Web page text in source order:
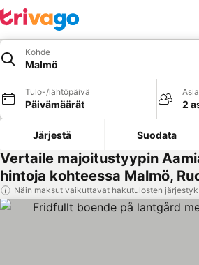
Kohde
Malmö
Tulo-/lähtöpäivä
Päivämäärät 2
Järjestä Suodata
Vertaile majoitustyypin
hintoja kohteessa Malmö,
Näin maksut vaikuttavat hakutulosten